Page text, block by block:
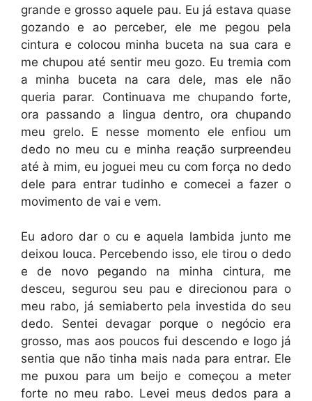
grande e grosso aquele pau. Eu já estava quase
gozando e ao perceber, ele me pegou pela
cintura e colocou minha buceta na sua cara e
me chupou até sentir meu gozo. Eu tremia com
a minha buceta na cara dele, mas ele não
queria parar. Continuava me chupando forte,
ora passando a lingua dentro, ora chupando
meu grelo. E nesse momento ele enfiou um
dedo no meu cu e minha reação surpreendeu
até à mim, eu joguei meu cu com força no dedo
dele para entrar tudinho e comecei a fazer o
movimento de vai e vem.
Eu adoro dar o cu e aquela lambida junto me
deixou louca. Percebendo isso, ele tirou o dedo
e de novo pegando na minha cintura, me
desceu, segurou seu pau e direcionou para o
meu rabo, já semiaberto pela investida do seu
dedo. Sentei devagar porque o negócio era
grosso, mas aos poucos fui descendo e logo já
sentia que não tinha mais nada para entrar. Ele
me puxou para um beijo e começou a meter
forte no meu rabo. Levei meus dedos para a